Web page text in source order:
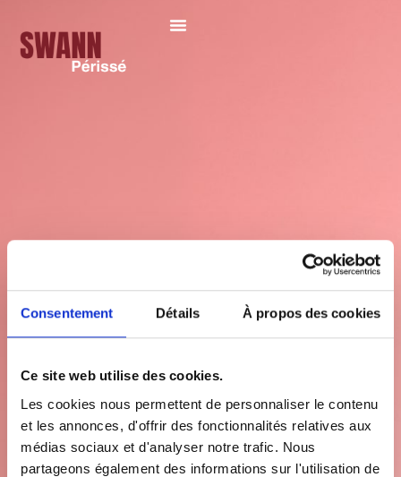
Consentement Détails À propos des cookies
Ce site web utilise des cookies.
Les cookies nous permettent de personnaliser le contenu
et les annonces, d'offrir des fonctionnalités relatives aux
médias sociaux et d'analyser notre trafic. Nous
partageons également des informations sur l'utilisation de